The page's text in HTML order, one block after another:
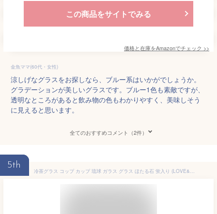
この商品をサイトでみる
価格と在庫をAmazonでチェック >>
金魚ママ(60代・女性)
涼しげなグラスをお探しなら、ブルー系はいかがでしょうか。
グラデーションが美しいグラスです。ブルー1色も素敵ですが、
透明なところがあると飲み物の色もわかりやすく、美味しそう
に見えると思います。
全てのおすすめコメント（2件）
5th
冷茶グラス コップ カップ 琉球 ガラス グラス ほたる石 蛍入り (LOVE&STARハートグラス) コーラルピンク(ピンク)